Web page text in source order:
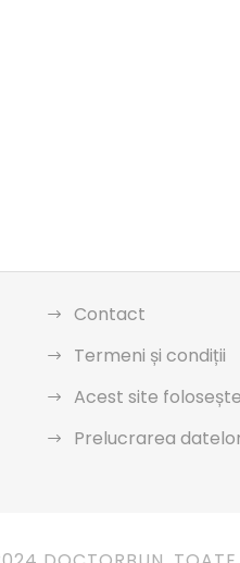
Contact
Termeni și condiții
Acest site
Prelucrarea